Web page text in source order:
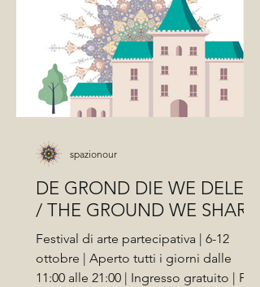
DE GROND DIE WE DELEN
/ THE GROUND WE SHARE
Festival di arte partecipativa | 6-12
ottobre | Aperto tutti i giorni dalle
11:00 alle 21:00 | Ingresso gratuito | Per
spazionour